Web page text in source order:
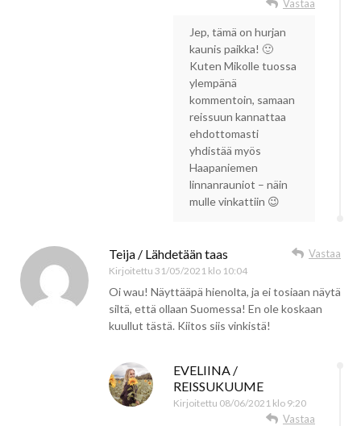
Vastaa
Jep, tämä on hurjan
kaunis paikka! 🙂
Kuten Mikolle tuossa
ylempänä
kommentoin, samaan
reissuun kannattaa
ehdottomasti
yhdistää myös
Haapaniemen
linnanrauniot – näin
mulle vinkattiin 😉
Teija / Lähdetään taas
Kirjoitettu 31/05/2021 klo 10:04
Vastaa
Oi wau! Näyttääpä hienolta, ja ei tosiaan näytä
siltä, että ollaan Suomessa! En ole koskaan
kuullut tästä. Kiitos siis vinkistä!
EVELIINA /
REISSUKUUME
Kirjoitettu 08/06/2021 klo 9:20
Vastaa